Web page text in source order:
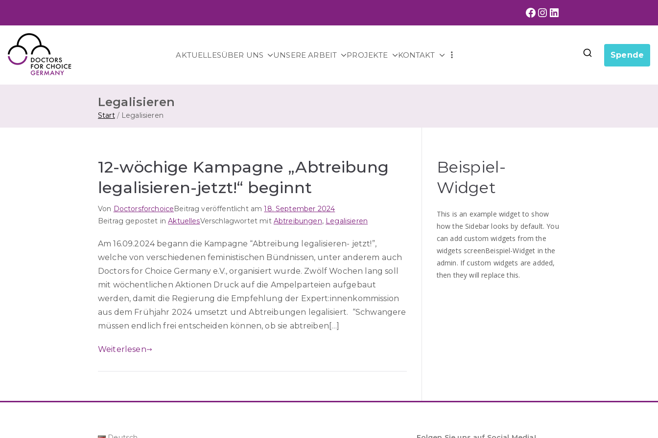
springen
Facebook
Instagram
LinkedIn
Doctors for Choice Germany
AKTUELLESÜBER UNS UNSERE ARBEIT PROJEKTE KONTAKT Spende
Legalisieren
Start Legalisieren
12-wöchige Kampagne „Abtreibung
legalisieren-jetzt!“ beginnt
Von DoctorsforchoiceBeitrag veröffentlicht am18. September 2024
Beitrag gepostet inAktuellesVerschlagwortet mit Abtreibungen, Legalisieren
Am 16.09.2024 begann die Kampagne “Abtreibung legalisieren- jetzt!”,
welche von verschiedenen feministischen Bündnissen, unter anderem auch
Doctors for Choice Germany e.V., organisiert wurde. Zwölf Wochen lang soll
mit wöchentlichen Aktionen Druck auf die Ampelparteien aufgebaut
werden, damit die Regierung die Empfehlung der Expert:innenkommission
aus dem Frühjahr 2024 umsetzt und Abtreibungen legalisiert. “Schwangere
müssen endlich frei entscheiden können, ob sie abtreiben[…]
Weiterlesen
Beispiel-
Widget
This is an example widget to show
how the Sidebar looks by default. You
can add custom widgets from the
widgets screenBeispiel-Widget in the
admin. If custom widgets are added,
then they will replace this.